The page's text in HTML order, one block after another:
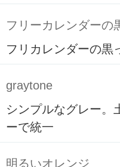
フリーカレンダーの
フリカレンダーの黒
graytone
シンプルなグレー。
ーで統一
明るいオレンジ